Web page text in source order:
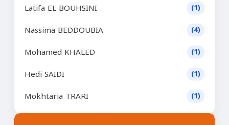
Latifa EL BOUHSINI (1)
Nassima BEDDOUBIA (4)
Mohamed KHALED (1)
Hedi SAIDI (1)
Mokhtaria TRARI (1)